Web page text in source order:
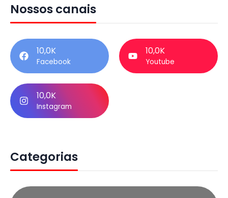
Nossos canais
10,0K
Facebook
10,0K
Youtube
10,0K
Instagram
Categorias